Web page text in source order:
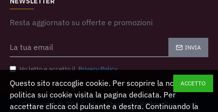
Resta aggiornato su offerte e promozioni
INVIA
Ho letto e accetto ilPrivacy Policy
Copyright © 2014, Your Store, All Rights Reserved
ACCETTO
Questo sito raccoglie cookie. Per scoprire la nostra
politica sui cookie visita la pagina dedicata. Per
accettare clicca col pulsante a destra. Continuando la